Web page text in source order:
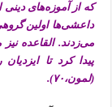
که از آموزه‌های
داعشی‌ها اولین
پیدا کرد تا
(لمون،۷۰).